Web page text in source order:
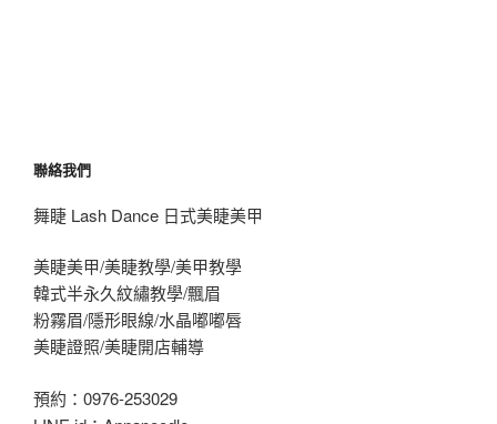
聯絡我們
舞睫 Lash Dance 日式美睫美甲
美睫美甲/美睫教學/美甲教學
韓式半永久紋繡教學/飄眉
粉霧眉/隱形眼線/水晶嘟嘟唇
美睫證照/美睫開店輔導
預約：0976-253029